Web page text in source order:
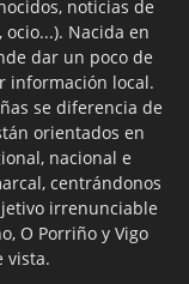
noticias de
Nacida en
dar un poco de
información local.
se diferencia de
orientados en
nacional e
centrándonos
irrenunciable
O Porriño y Vigo
vista.